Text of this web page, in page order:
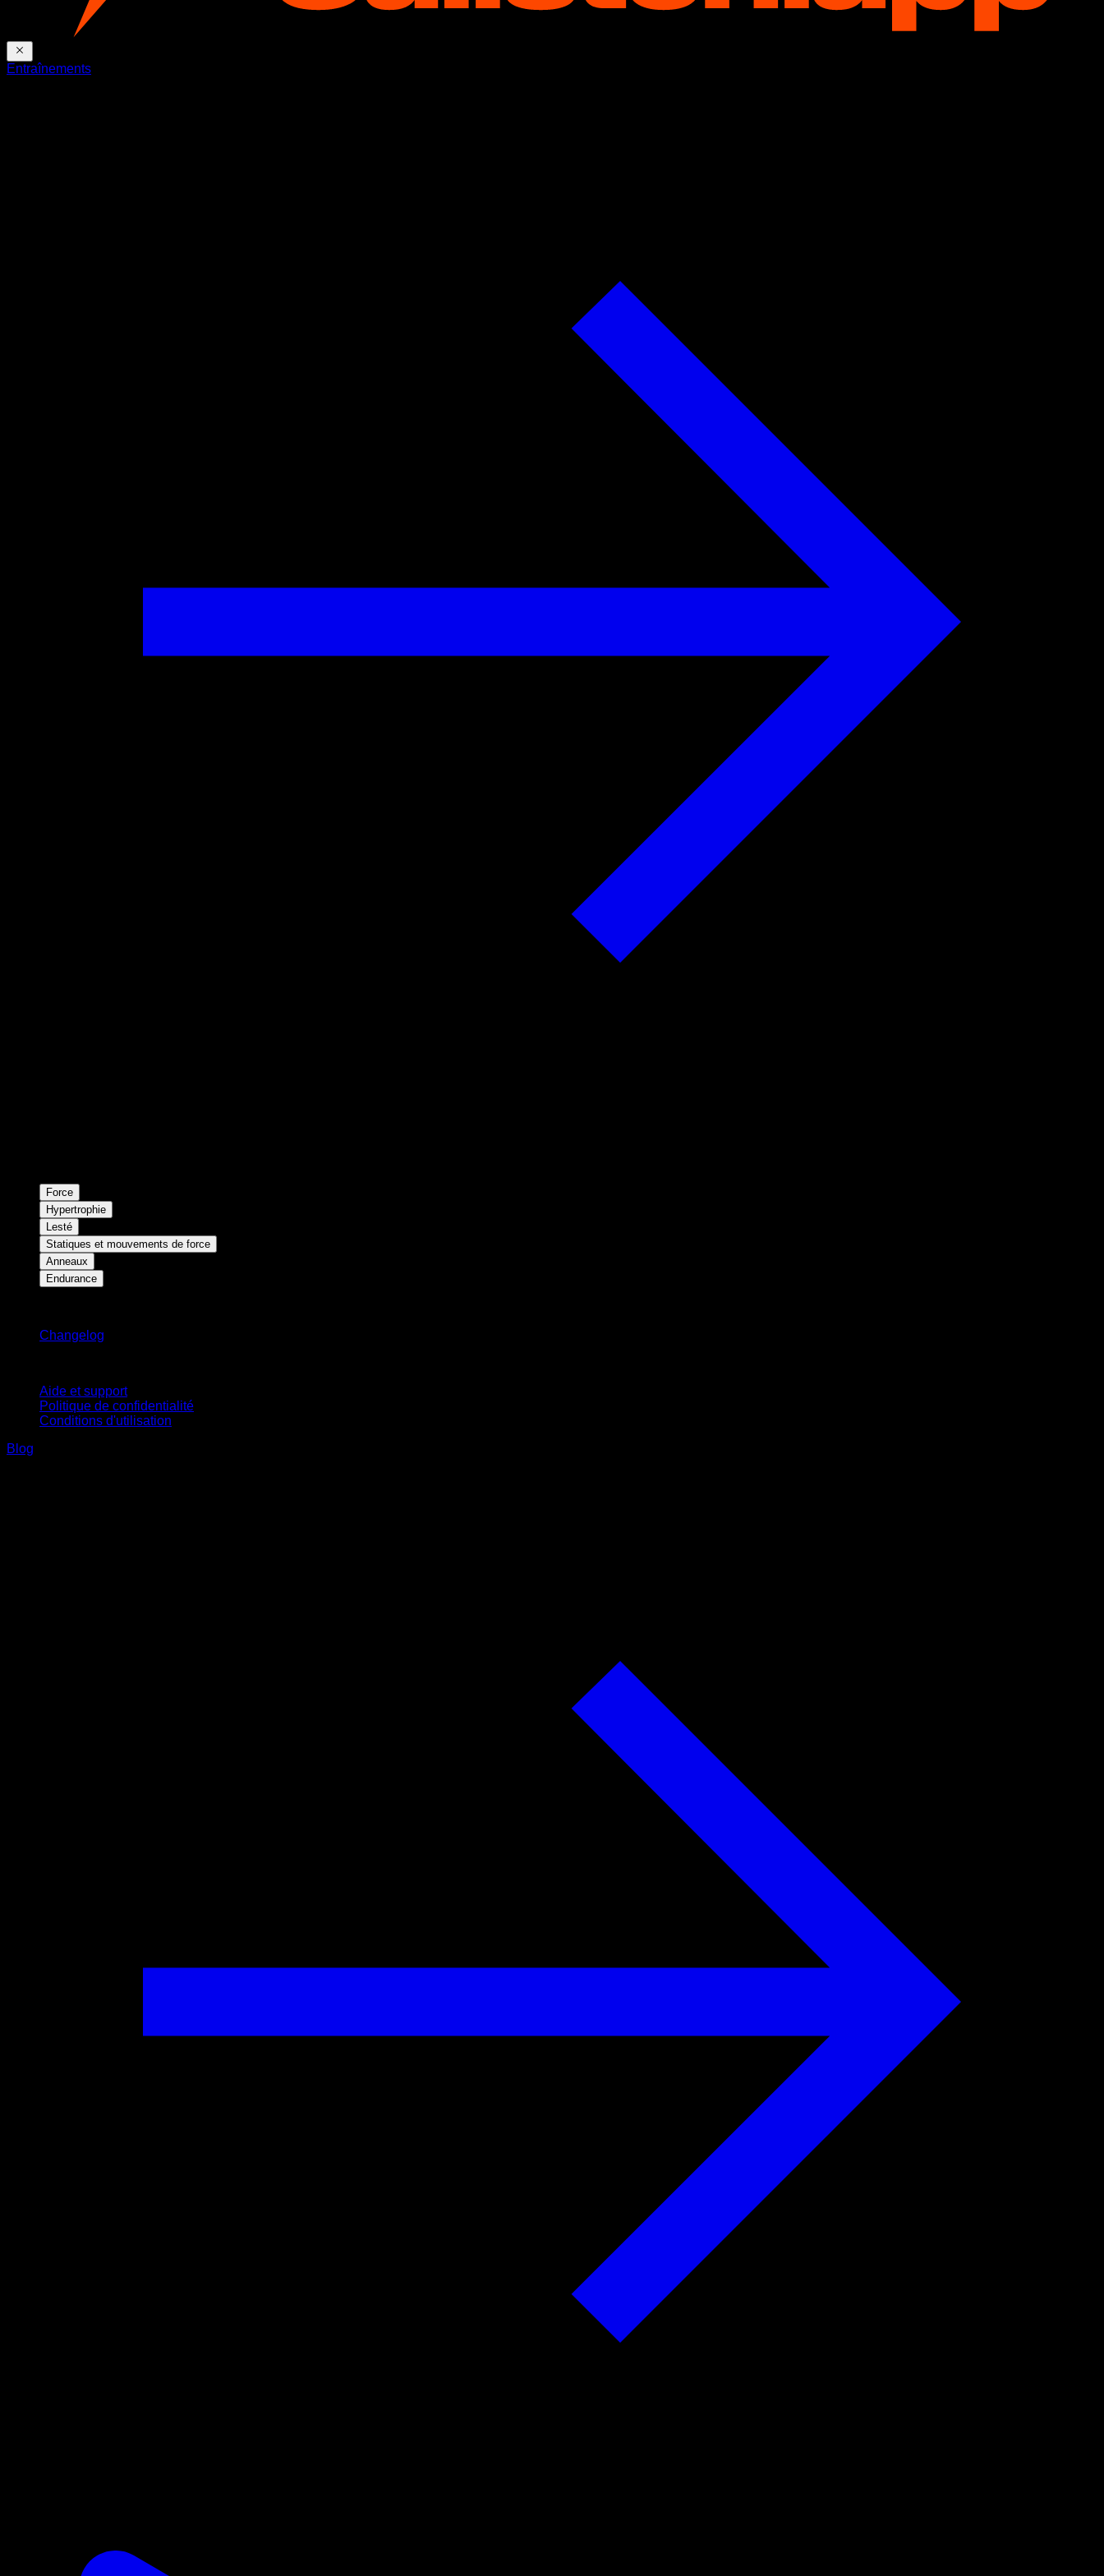
Entraînements
Force
Hypertrophie
Lesté
Statiques et mouvements de force
Anneaux
Endurance
Changelog
Aide et support
Politique de confidentialité
Conditions d'utilisation
Blog